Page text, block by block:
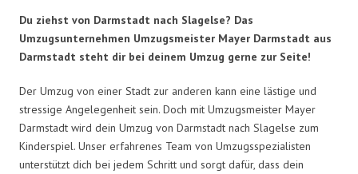
Du ziehst von Darmstadt nach Slagelse? Das
Umzugsunternehmen Umzugsmeister Mayer Darmstadt aus
Darmstadt steht dir bei deinem Umzug gerne zur Seite!
Der Umzug von einer Stadt zur anderen kann eine lästige und
stressige Angelegenheit sein. Doch mit Umzugsmeister Mayer
Darmstadt wird dein Umzug von Darmstadt nach Slagelse zum
Kinderspiel. Unser erfahrenes Team von Umzugsspezialisten
unterstützt dich bei jedem Schritt und sorgt dafür, dass dein